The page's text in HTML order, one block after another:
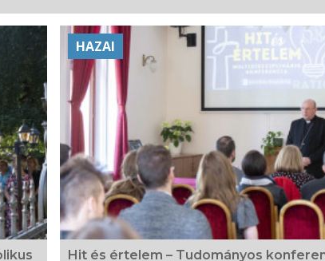
HAZAI
Hit és értelem – Tudományos